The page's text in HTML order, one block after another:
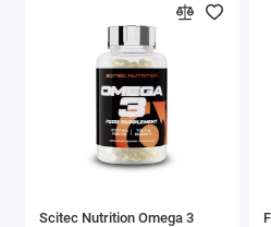
Scitec Nutrition Omega 3